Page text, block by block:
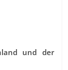
und der